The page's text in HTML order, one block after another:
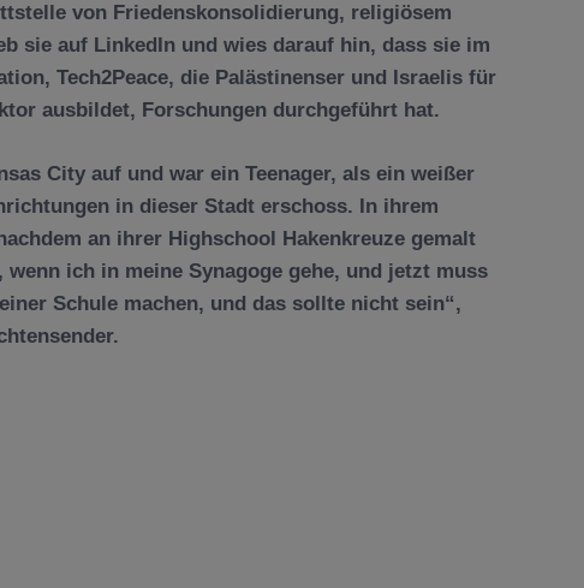
von Friedenskonsolidierung, religiösem
sie auf LinkedIn und wies darauf hin, dass sie im
Tech2Peace, die Palästinenser und Israelis für
ausbildet, Forschungen durchgeführt hat.
City auf und war ein Teenager, als ein weißer
in dieser Stadt erschoss. In ihrem
an ihrer Highschool Hakenkreuze gemalt
ich in meine Synagoge gehe, und jetzt muss
Schule machen, und das sollte nicht sein“,